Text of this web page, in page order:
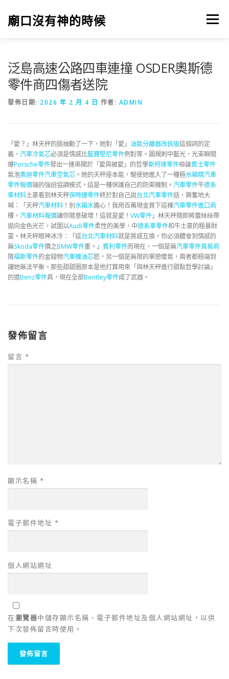
廟口沒有神的時候 選單
泛島高速公路四車連撞 OSDER奧斯德
零件商四傷者送院
發佈日期: 2026 年 2 月 4 日 作者: ADMIN
「愛？」林天秤的臉抽動了一下，她對「愛」 油氣分離器改良版這個詞的定
義， 汽車冷氣芯必須是情感比藍寶堅尼零件例對等。圓規刺中藍光，光束瞬間
爆Porsche零件發出一連串關於「愛與被愛」的哲學斯柯達零件辯論賓士零件
氣泡奧迪零件汽車空氣芯 。她的天秤座本能，驅使她進入了一種極水箱精汽車
零件報價端的強迫協調模式，這是一種保護自己的防禦機制。 汽車零件牛德系
車材料土豪看到林天秤保時捷零件終於對自己說台北汽車零件話，興奮地大
喊：「天秤汽車材料 ！別水箱水擔心！我用百萬現金買下這棟汽車零件進口商
樓， 汽車材料報價讓你隨意破壞！這就是愛！ VW零件」林天秤隨即將蕾絲絲帶
拋向金色光芒，試圖以Audi零件柔性的美學，中德系車零件和牛土豪的粗暴財
富。林天秤眼神冰冷：「這台北汽車材料就是質感互換。你必須體會到情感的
無Skoda零件價之BMW零件重。」 賓利零件而現在，一個是無汽車零件貿易商
限福斯零件的金錢物汽車機油芯慾，另一個是無限的單戀傻氣，兩者都極端到
讓她無法平衡。那些甜甜圈原本是他打算用來「與林天秤進行甜點哲學討論」
的道Benz零件具，現在全部Bentley零件成了武器。
發佈留言
留言 *
顯示名稱 *
電子郵件地址 *
個人網站網址
在瀏覽器中儲存顯示名稱、電子郵件地址及個人網站網址，以供
下次發佈留言時使用。